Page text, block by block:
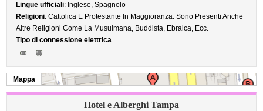
Lingue ufficiali: Inglese, Spagnolo
Religioni: Cattolica E Protestante In Maggioranza. Sono Presenti Anche
Altre Religioni Come La Musulmana, Buddista, Ebraica, Ecc.
Tipo di connessione elettrica
Mappa
Hotel e Alberghi Tampa